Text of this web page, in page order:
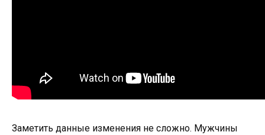
Заметить данные изменения не сложно. Мужчины